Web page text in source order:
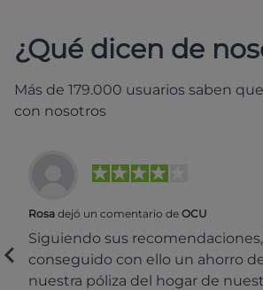
¿Qué dicen de
Más de 179.000 usuarios saben
con nosotros
Rosa dejó un comentario de OCU
Siguiendo sus
conseguido con ello un ahorro
nuestra póliza del hogar de